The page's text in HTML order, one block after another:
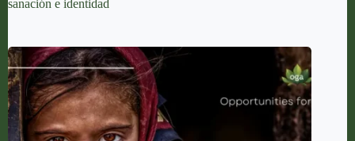
sanación e identidad